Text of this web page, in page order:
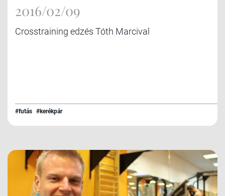
2016/02/09
Crosstraining edzés Tóth Marcival
#futás #kerékpár